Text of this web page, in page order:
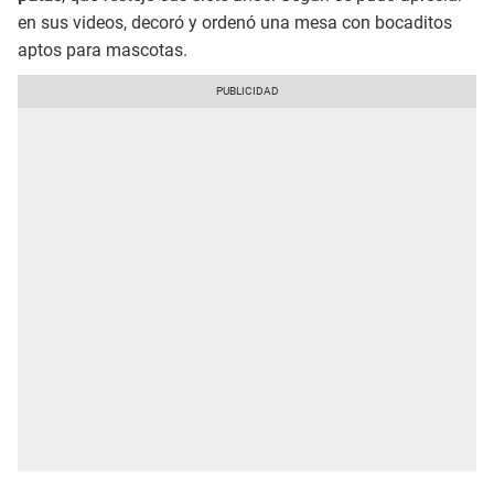
en sus videos, decoró y ordenó una mesa con bocaditos
aptos para mascotas.